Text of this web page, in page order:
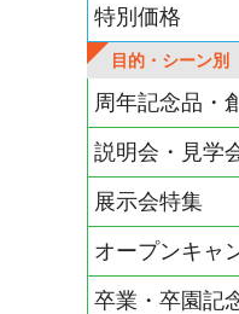
特別価格
目的・シーン別
周年記念品・
説明会・見学
展示会特集
オープンキャ
卒業・卒園記